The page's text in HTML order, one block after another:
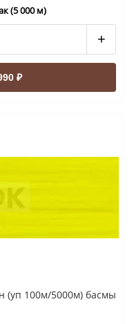
(5 000 м)
+
₽
(уп 100м/5000м) басмы